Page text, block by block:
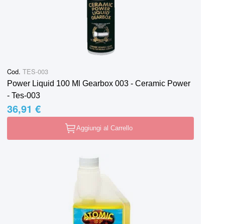
Cod. TES-003
Power Liquid 100 Ml Gearbox 003 - Ceramic Power
- Tes-003
36,91 €
Aggiungi al Carrello